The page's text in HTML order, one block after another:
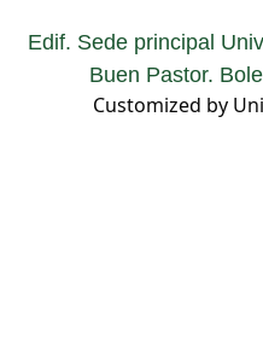
Edif. Sede principal
Buen Pastor.
Customized by